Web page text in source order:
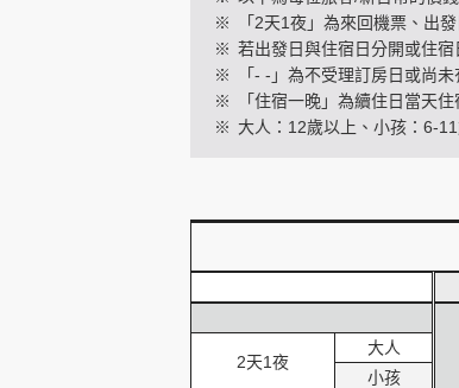
※
「2天1夜」為來回機票、出
※ 若出發日與住宿日分開或住
※
「- -」為不受理訂房日或尚
※
「住宿一晚」為續住日當天
※ 大人：12歲以上、小孩：6-
2天1夜
大人
小孩